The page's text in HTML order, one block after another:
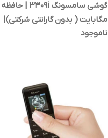
مگابایت ( بدون گارانتی شرکتی)|
Samsung 3309i 30 MB
ناموجود